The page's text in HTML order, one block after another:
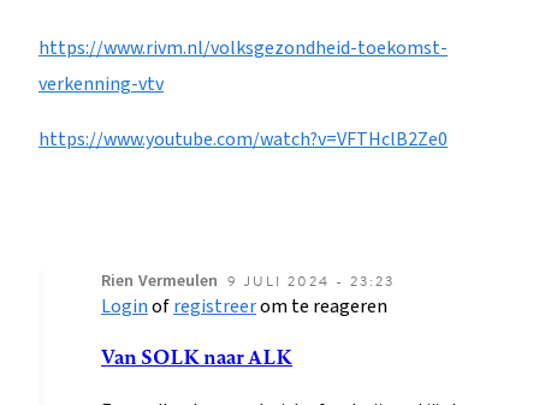
https://www.rivm.nl/volksgezondheid-toekomst-
verkenning-vtv
https://www.youtube.com/watch?v=VFTHclB2Ze0
Rien Vermeulen 9 JULI 2024 - 23:23
Als
op
Login ofregistreerom te reageren
Van SOLK naar ALK